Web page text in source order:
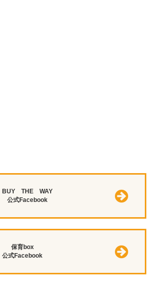
BUY THE WAY
公式Facebook
保育box
公式Facebook